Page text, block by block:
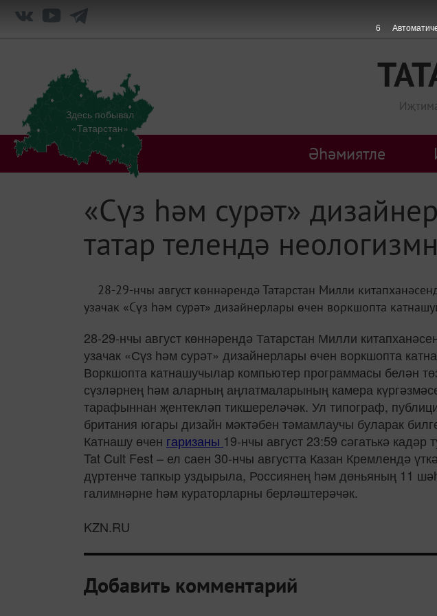
Здесь побывал
«Татарстан»
Әһәмиятле
«Сүз һәм сурәт»
татар телендә
28-29-нчы август көннәрендә Татарстан Милли
узачак «Сүз һәм сурәт» дизайнерлары өчен воркшопта
28-29-нчы август көннәрендә Татарстан Милли
узачак «Сүз һәм сурәт» дизайнерлары өчен воркшопта
Воркшопта катнашучылар компьютер программасы белән
сүзләрнең һәм аларның аңлатмаларының камера
тарафыннан җентекләп тикшереләчәк. Ул типограф,
британия югары дизайн мәктәбен тәмамлаучы буларак
Катнашу өчен гаризаны 19-нчы август 23:59 сәгатькә
Tat Cult Fest – ел саен 30-нчы августта Казан Кремлендә
дүртенче тапкыр уздырыла, Россиянең һәм дөньяның 11
галимнәрне һәм кураторларны берләштерәчәк.
KZN.RU
Добавить комментарий
6